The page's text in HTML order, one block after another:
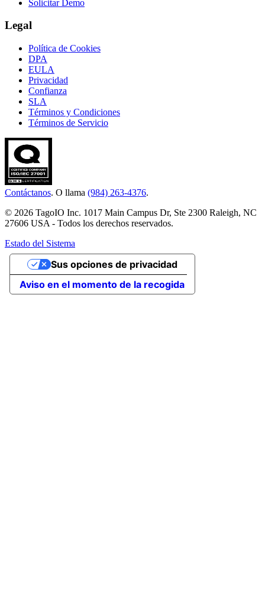
Solicitar Demo
Legal
Política de Cookies
DPA
EULA
Privacidad
Confianza
SLA
Términos y Condiciones
Términos de Servicio
Contáctanos. O llama (984) 263-4376.
© 2026 TagoIO Inc. 1017 Main Campus Dr, Ste 2300 Raleigh, NC
27606 USA - Todos los derechos reservados.
Estado del Sistema
Aviso en el momento de la recogida
Sus opciones de privacidad